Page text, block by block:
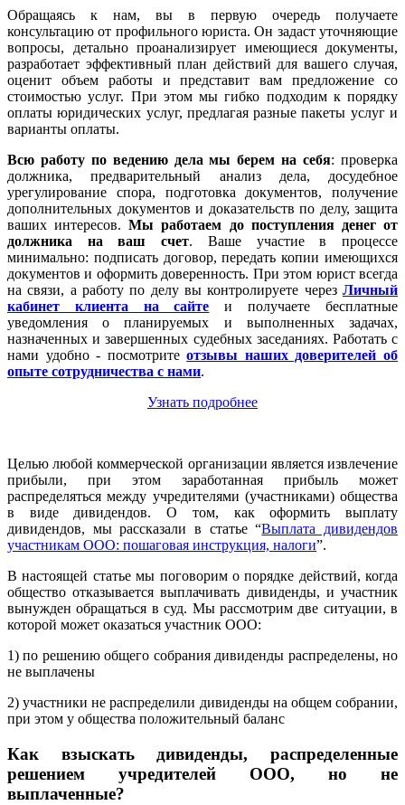
Обращаясь к нам, вы в первую очередь получаете
консультацию от профильного юриста. Он задаст уточняющие
вопросы, детально проанализирует имеющиеся документы,
разработает эффективный план действий для вашего случая,
оценит объем работы и представит вам предложение со
стоимостью услуг. При этом мы гибко подходим к порядку
оплаты юридических услуг, предлагая разные пакеты услуг и
варианты оплаты.
Всю работу по ведению дела мы берем на себя: проверка
должника, предварительный анализ дела, досудебное
урегулирование спора, подготовка документов, получение
дополнительных документов и доказательств по делу, защита
ваших интересов.Мы работаем до поступления денег от
должника на ваш счет. Ваше участие в процессе
минимально: подписать договор, передать копии имеющихся
документов и оформить доверенность. При этом юрист всегда
на связи, а работу по делу вы контролируете через Личный
кабинет клиента на сайте и получаете бесплатные
уведомления о планируемых и выполненных задачах,
назначенных и завершенных судебных заседаниях. Работать с
нами удобно - посмотритеотзывы наших доверителей об
опыте сотрудничества с нами.
Узнать подробнее
Целью любой коммерческой организации является извлечение
прибыли, при этом заработанная прибыль может
распределяться между учредителями (участниками) общества
в виде дивидендов. О том, как оформить выплату
дивидендов, мы рассказали в статье “Выплата дивидендов
участникам ООО: пошаговая инструкция, налоги”.
В настоящей статье мы поговорим о порядке действий, когда
общество отказывается выплачивать дивиденды, и участник
вынужден обращаться в суд. Мы рассмотрим две ситуации, в
которой может оказаться участник ООО:
1) по решению общего собрания дивиденды распределены, но
не выплачены
2) участники не распределили дивиденды на общем собрании,
при этом у общества положительный баланс
Как взыскать дивиденды, распределенные
решением учредителей ООО, но не
выплаченные?